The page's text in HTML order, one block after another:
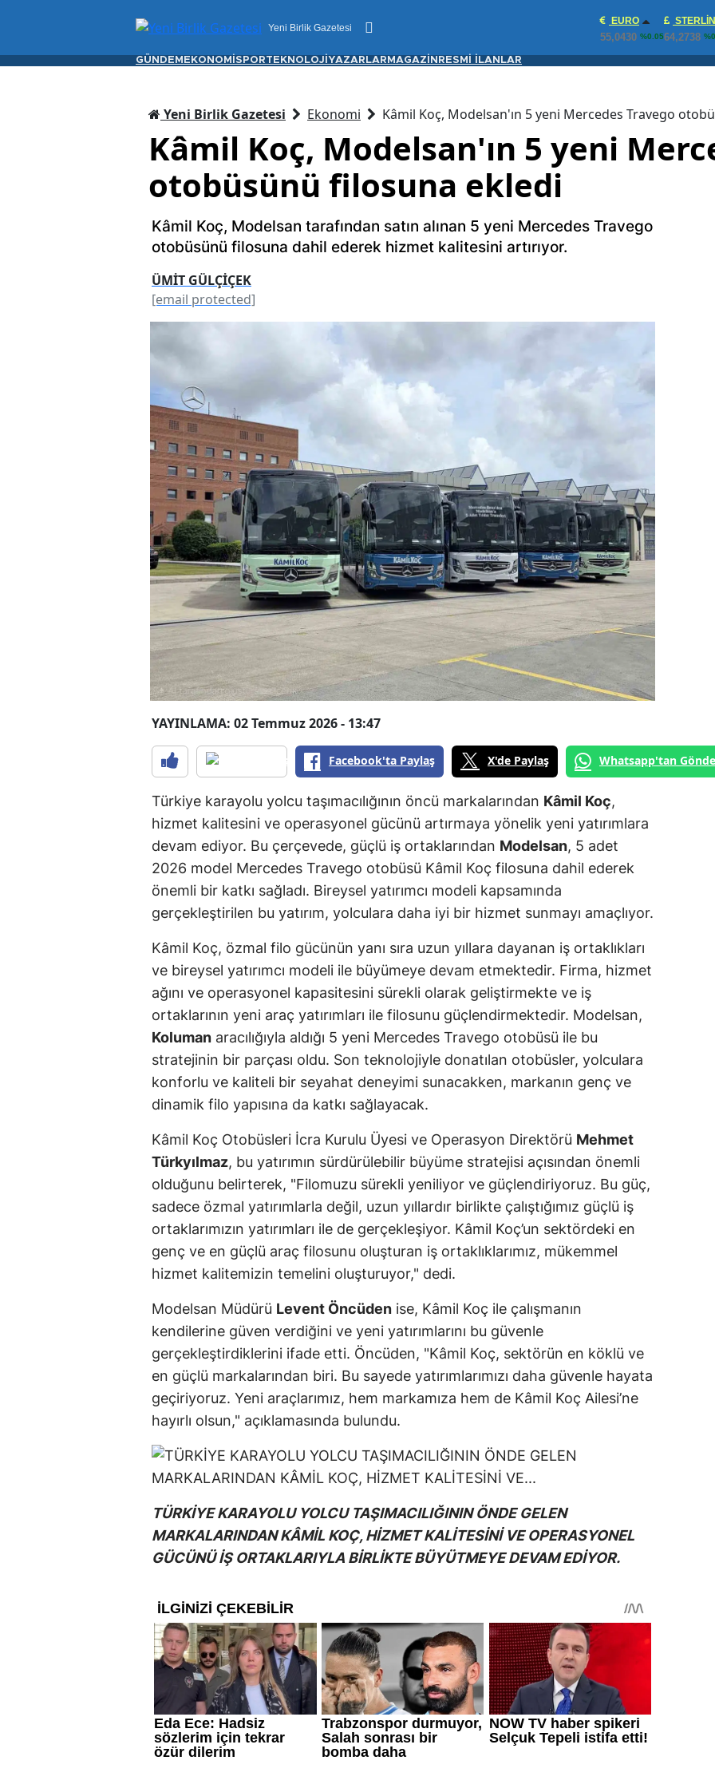
Yeni Birlik Gazetesi
EURO
55,0430 %0.05
STERLIN
64,2738
GÜNDEM EKONOMİ SPORTEKNOLOJİ YAZARLAR MAGAZİN RESMİ İLANLAR
Yeni Birlik Gazetesi Ekonomi Kâmil Koç, Modelsan'ın 5 yeni Mercedes Travego
Kâmil Koç, Modelsan'ın 5 yeni
otobüsünü filosuna ekledi
Kâmil Koç, Modelsan tarafından satın alınan 5 yeni Mercedes Travego
otobüsünü filosuna dahil ederek hizmet kalitesini artırıyor.
ÜMİT GÜLÇİÇEK
[email protected]
YAYINLAMA: 02 Temmuz 2026 - 13:47
Facebook'ta Paylaş X'de Paylaş Whatsapp'tan
Türkiye karayolu yolcu taşımacılığının öncü markalarından Kâmil Koç,
hizmet kalitesini ve operasyonel gücünü artırmaya yönelik yeni yatırımlara
devam ediyor. Bu çerçevede, güçlü iş ortaklarından Modelsan, 5 adet
2026 model Mercedes Travego otobüsü Kâmil Koç filosuna dahil ederek
önemli bir katkı sağladı. Bireysel yatırımcı modeli kapsamında
gerçekleştirilen bu yatırım, yolculara daha iyi bir hizmet sunmayı amaçlıyor.
Kâmil Koç, özmal filo gücünün yanı sıra uzun yıllara dayanan iş ortaklıkları
ve bireysel yatırımcı modeli ile büyümeye devam etmektedir. Firma, hizmet
ağını ve operasyonel kapasitesini sürekli olarak geliştirmekte ve iş
ortaklarının yeni araç yatırımları ile filosunu güçlendirmektedir. Modelsan,
Koluman aracılığıyla aldığı 5 yeni Mercedes Travego otobüsü ile bu
stratejinin bir parçası oldu. Son teknolojiyle donatılan otobüsler, yolculara
konforlu ve kaliteli bir seyahat deneyimi sunacakken, markanın genç ve
dinamik filo yapısına da katkı sağlayacak.
Kâmil Koç Otobüsleri İcra Kurulu Üyesi ve Operasyon Direktörü Mehmet
Türkyılmaz, bu yatırımın sürdürülebilir büyüme stratejisi açısından önemli
olduğunu belirterek, "Filomuzu sürekli yeniliyor ve güçlendiriyoruz. Bu güç,
sadece özmal yatırımlarla değil, uzun yıllardır birlikte çalıştığımız güçlü iş
ortaklarımızın yatırımları ile de gerçekleşiyor. Kâmil Koç’un sektördeki en
genç ve en güçlü araç filosunu oluşturan iş ortaklıklarımız, mükemmel
hizmet kalitemizin temelini oluşturuyor," dedi.
Modelsan Müdürü Levent Öncüden ise, Kâmil Koç ile çalışmanın
kendilerine güven verdiğini ve yeni yatırımlarını bu güvenle
gerçekleştirdiklerini ifade etti. Öncüden, "Kâmil Koç, sektörün en köklü ve
en güçlü markalarından biri. Bu sayede yatırımlarımızı daha güvenle hayata
geçiriyoruz. Yeni araçlarımız, hem markamıza hem de Kâmil Koç Ailesi’ne
hayırlı olsun," açıklamasında bulundu.
TÜRKİYE KARAYOLU YOLCU TAŞIMACILIĞININ ÖNDE GELEN
MARKALARINDAN KÂMİL KOÇ, HİZMET KALİTESİNİ VE OPERASYONEL
GÜCÜNÜ İŞ ORTAKLARIYLA BİRLİKTE BÜYÜTMEYE DEVAM EDİYOR.